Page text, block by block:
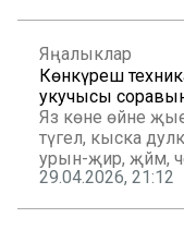
Яңалыклар
Көнкүреш
укучысы
Яз көне өйне
түгел, кыска
урын-җир, җәймә,
29.04.2026, 21:12